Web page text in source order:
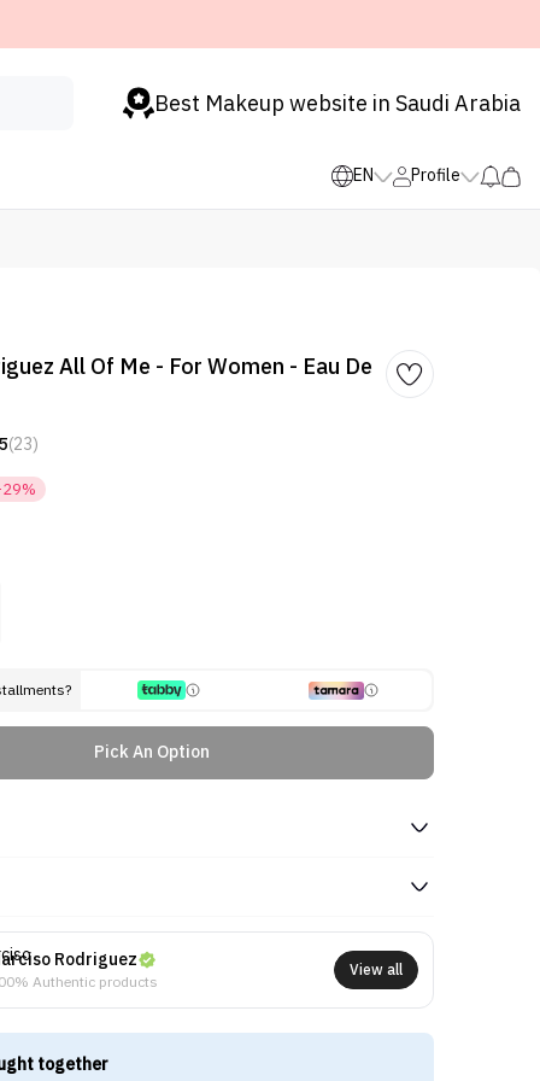
Best Makeup website in Saudi Arabia
EN Profile
All Of Me - For Women - Eau De
5(23)
Pick An Option
Rodriguez
Authentic products
View all
together